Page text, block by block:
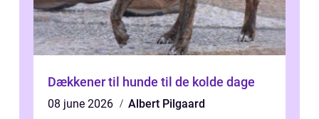
Dækkener til hunde til de kolde dage
08 june 2026
Albert Pilgaard